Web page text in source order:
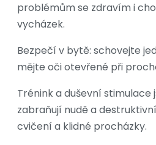
problémům se zdravím i
vycházek.
Bezpečí v bytě: schovejte
mějte oči otevřené při
Trénink a duševní
zabraňují nudě a
cvičení a klidné procházky.